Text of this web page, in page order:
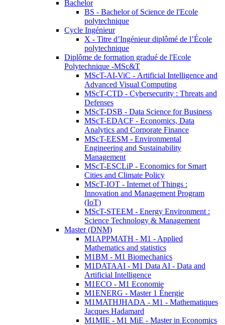
Bachelor
BS - Bachelor of Science de l'Ecole
polytechnique
Cycle Ingénieur
X - Titre d’Ingénieur diplômé de l’École
polytechnique
Diplôme de formation gradué de l'Ecole
Polytechnique -MSc&T
MScT-AI-ViC - Artificial Intelligence and
Advanced Visual Computing
MScT-CTD - Cybersecurity : Threats and
Defenses
MScT-DSB - Data Science for Business
MScT-EDACF - Economics, Data
Analytics and Corporate Finance
MScT-EESM - Environmental
Engineering and Sustainability
Management
MScT-ESCLiP - Economics for Smart
Cities and Climate Policy
MScT-IOT - Internet of Things :
Innovation and Management Program
(IoT)
MScT-STEEM - Energy Environment :
Science Technology & Management
Master (DNM)
M1APPMATH - M1 - Applied
Mathematics and statistics
M1BM - M1 Biomechanics
M1DATAAI - M1 Data AI - Data and
Artificial Intelligence
M1ECO - M1 Economie
M1ENERG - Master 1 Énergie
M1MATHJHADA - M1 - Mathematiques
Jacques Hadamard
M1MIE - M1 MiE - Master in Economics